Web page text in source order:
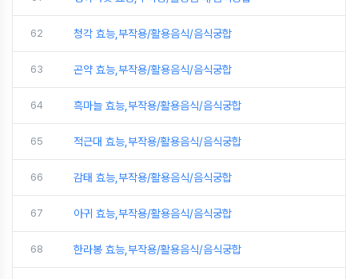
62 청각 효능,부작용/활용음식/음식궁합
63 곤약 효능,부작용/활용음식/음식궁합
64 흑마늘 효능,부작용/활용음식/음식궁합
65 적근대 효능,부작용/활용음식/음식궁합
66 감태 효능,부작용/활용음식/음식궁합
67 아귀 효능,부작용/활용음식/음식궁합
68 한라봉 효능,부작용/활용음식/음식궁합